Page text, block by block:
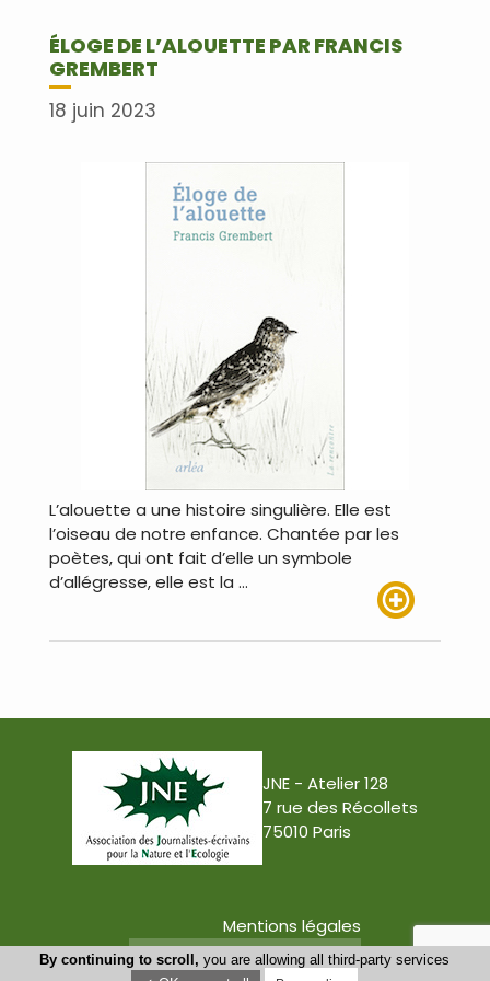
ÉLOGE DE L’ALOUETTE PAR FRANCIS
GREMBERT
18 juin 2023
L’alouette a une histoire singulière. Elle est
l’oiseau de notre enfance. Chantée par les
poètes, qui ont fait d’elle un symbole
d’allégresse, elle est la …
JNE - Atelier 128
7 rue des Récollets
75010 Paris
Mentions légales
Conception : Tabula Rasa
By continuing to scroll, you are allowing all third-party services